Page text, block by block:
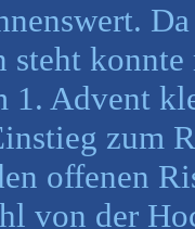
steht konnte
1. Advent
zum
offenen
von der